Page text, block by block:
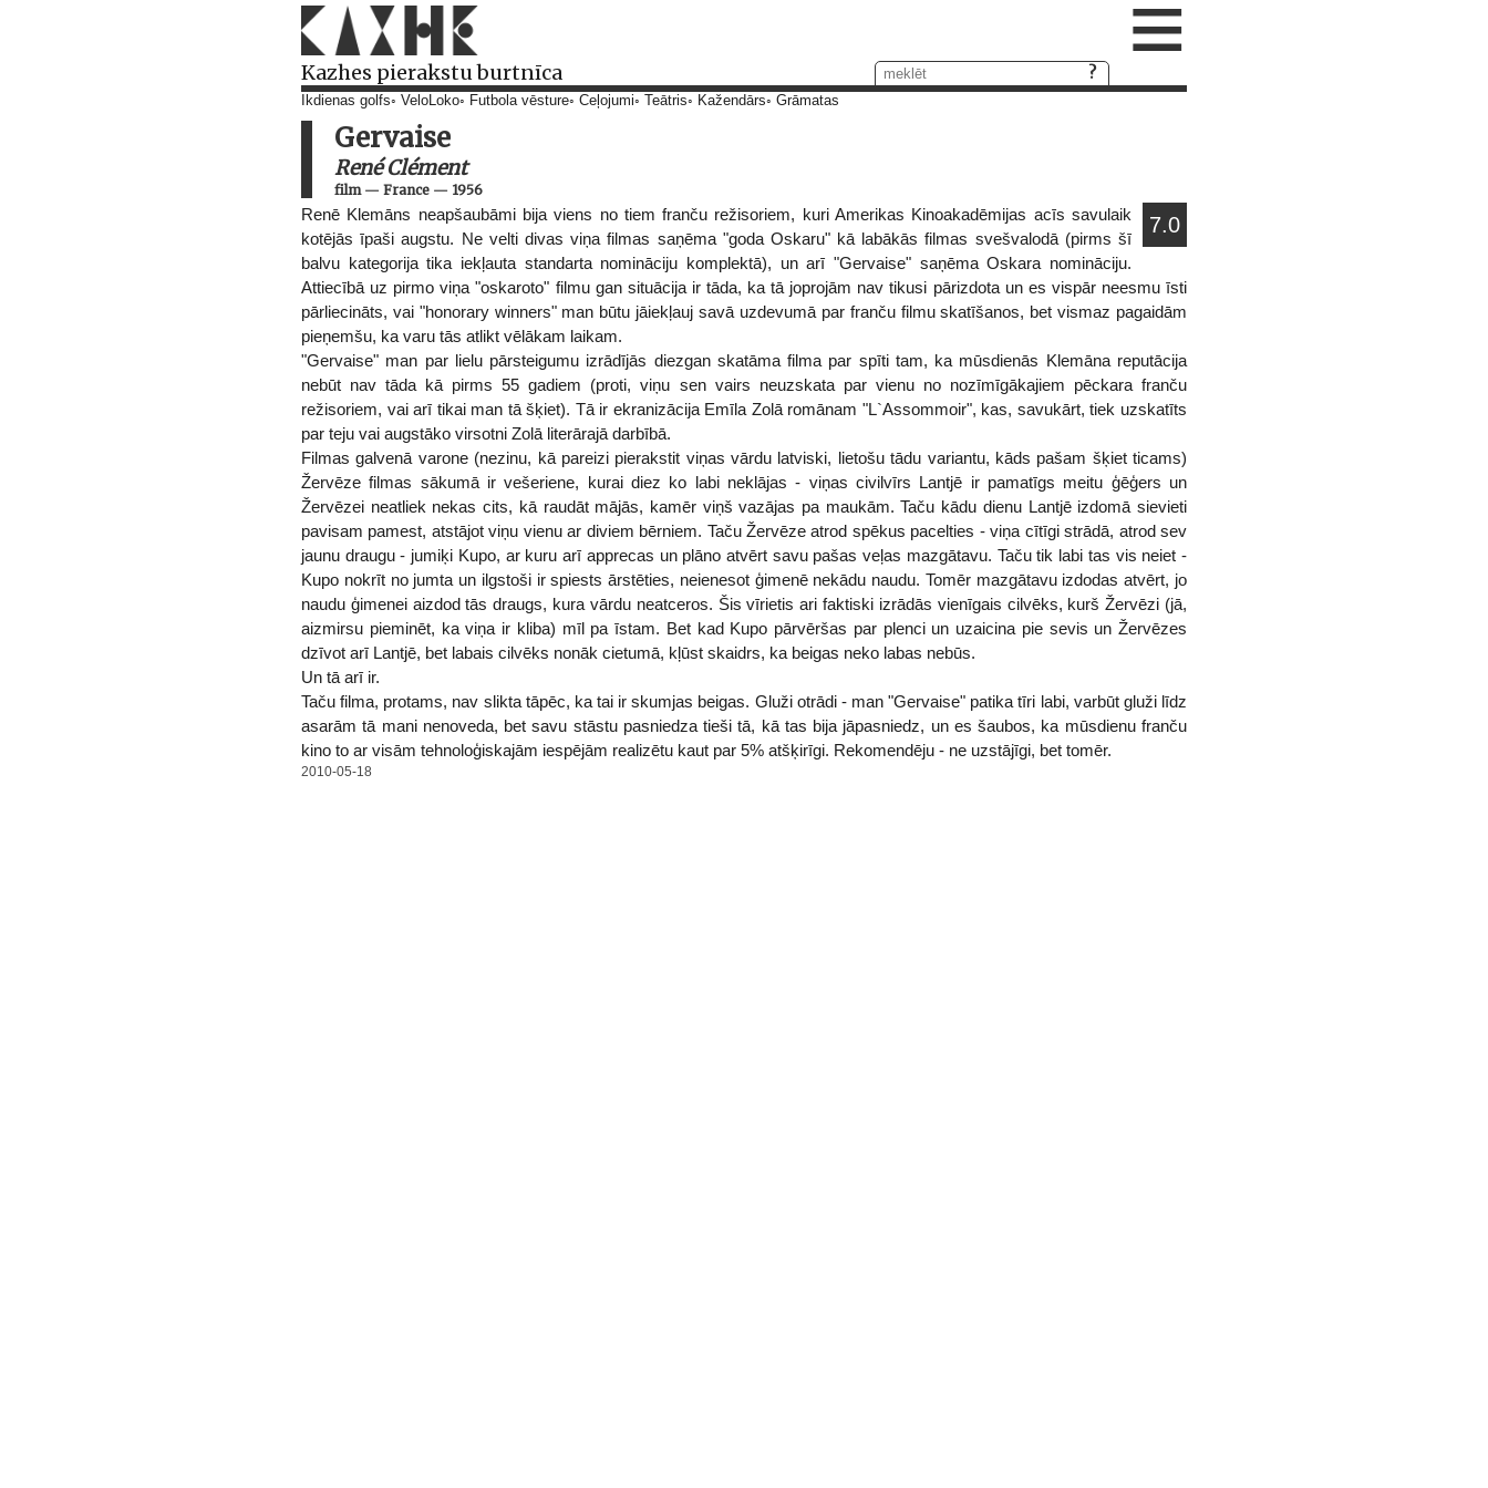
Kazhes pierakstu burtnīca ≡
Ikdienas golfs VeloLoko Futbola vēsture Ceļojumi Teātris Kažendārs Grāmatas
Gervaise
René Clément
film— France — 1956
7.0
Renē Klemāns neapšaubāmi bija viens no tiem franču režisoriem, kuri Amerikas Kinoakadēmijas acīs savulaik
kotējās īpaši augstu. Ne velti divas viņa filmas saņēma "goda Oskaru" kā labākās filmas svešvalodā (pirms šī
balvu kategorija tika iekļauta standarta nomināciju komplektā), un arī "Gervaise" saņēma Oskara nomināciju.
Attiecībā uz pirmo viņa "oskaroto" filmu gan situācija ir tāda, ka tā joprojām nav tikusi pārizdota un es vispār neesmu īsti
pārliecināts, vai "honorary winners" man būtu jāiekļauj savā uzdevumā par franču filmu skatīšanos, bet vismaz pagaidām
pieņemšu, ka varu tās atlikt vēlākam laikam.
"Gervaise" man par lielu pārsteigumu izrādījās diezgan skatāma filma par spīti tam, ka mūsdienās Klemāna reputācija
nebūt nav tāda kā pirms 55 gadiem (proti, viņu sen vairs neuzskata par vienu no nozīmīgākajiem pēckara franču
režisoriem, vai arī tikai man tā šķiet). Tā ir ekranizācija Emīla Zolā romānam "L`Assommoir", kas, savukārt, tiek uzskatīts
par teju vai augstāko virsotni Zolā literārajā darbībā.
Filmas galvenā varone (nezinu, kā pareizi pierakstit viņas vārdu latviski, lietošu tādu variantu, kāds pašam šķiet ticams)
Žervēze filmas sākumā ir vešeriene, kurai diez ko labi neklājas - viņas civilvīrs Lantjē ir pamatīgs meitu ģēģers un
Žervēzei neatliek nekas cits, kā raudāt mājās, kamēr viņš vazājas pa maukām. Taču kādu dienu Lantjē izdomā sievieti
pavisam pamest, atstājot viņu vienu ar diviem bērniem. Taču Žervēze atrod spēkus pacelties - viņa cītīgi strādā, atrod sev
jaunu draugu - jumiķi Kupo, ar kuru arī apprecas un plāno atvērt savu pašas veļas mazgātavu. Taču tik labi tas vis neiet -
Kupo nokrīt no jumta un ilgstoši ir spiests ārstēties, neienesot ģimenē nekādu naudu. Tomēr mazgātavu izdodas atvērt, jo
naudu ģimenei aizdod tās draugs, kura vārdu neatceros. Šis vīrietis ari faktiski izrādās vienīgais cilvēks, kurš Žervēzi (jā,
aizmirsu pieminēt, ka viņa ir kliba) mīl pa īstam. Bet kad Kupo pārvēršas par plenci un uzaicina pie sevis un Žervēzes
dzīvot arī Lantjē, bet labais cilvēks nonāk cietumā, kļūst skaidrs, ka beigas neko labas nebūs.
Un tā arī ir.
Taču filma, protams, nav slikta tāpēc, ka tai ir skumjas beigas. Gluži otrādi - man "Gervaise" patika tīri labi, varbūt gluži līdz
asarām tā mani nenoveda, bet savu stāstu pasniedza tieši tā, kā tas bija jāpasniedz, un es šaubos, ka mūsdienu franču
kino to ar visām tehnoloģiskajām iespējām realizētu kaut par 5% atšķirīgi. Rekomendēju - ne uzstājīgi, bet tomēr.
2010-05-18